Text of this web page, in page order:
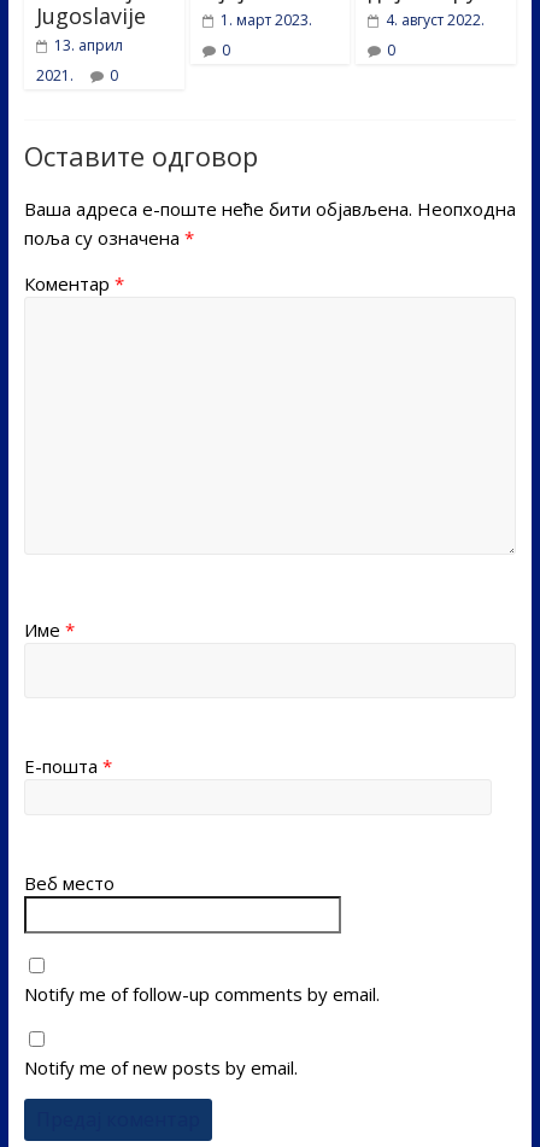
Jugoslavije
13. април
2021.
0
1. март 2023.
0
4. август 2022.
0
Оставите одговор
Ваша адреса е-поште неће бити објављена. Неопходна
поља су означена *
Коментар *
Име *
Е-пошта *
Веб место
Notify me of follow-up comments by email.
Notify me of new posts by email.